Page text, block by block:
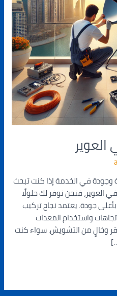
وجودة في الخدمة إذا كنت تبحث
العوير، فنحن نوفر لك حلولًا
جودة. يعتمد نجاح تركيب
واستخدام المعدات
وخالٍ من التشويش. سواء كنت